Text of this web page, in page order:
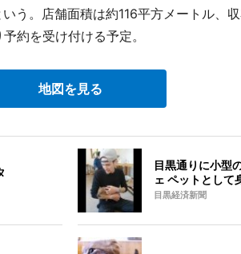
う。店舗面積は約116平方メートル、
約を受け付ける予定。
地図を見る
目黒通りに小型
ェ ペットとして
目黒経済新聞